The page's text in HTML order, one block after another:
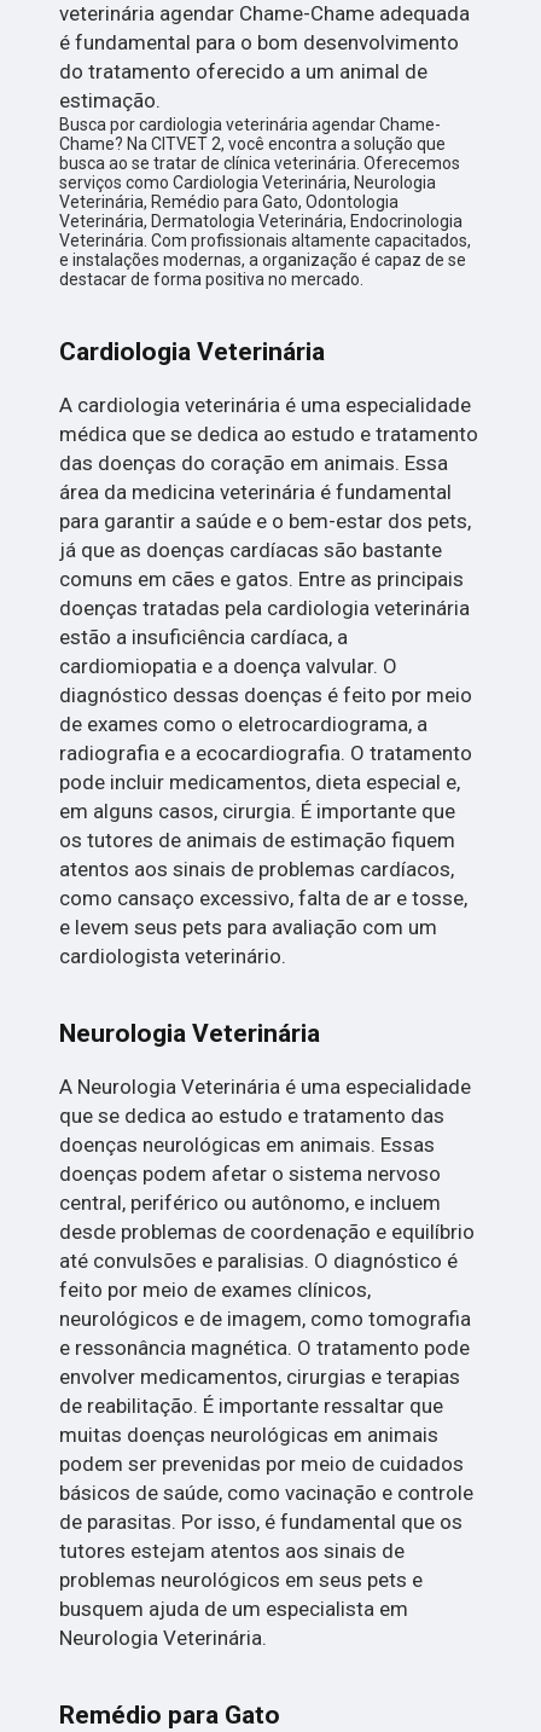
veterinária agendar Chame-Chame adequada
é fundamental para o bom desenvolvimento
do tratamento oferecido a um animal de
estimação.
Busca por cardiologia veterinária agendar Chame-
Chame? Na CITVET 2, você encontra a solução que
busca ao se tratar de clínica veterinária. Oferecemos
serviços como Cardiologia Veterinária, Neurologia
Veterinária, Remédio para Gato, Odontologia
Veterinária, Dermatologia Veterinária, Endocrinologia
Veterinária. Com profissionais altamente capacitados,
e instalações modernas, a organização é capaz de se
destacar de forma positiva no mercado.
Cardiologia Veterinária
A cardiologia veterinária é uma especialidade
médica que se dedica ao estudo e tratamento
das doenças do coração em animais. Essa
área da medicina veterinária é fundamental
para garantir a saúde e o bem-estar dos pets,
já que as doenças cardíacas são bastante
comuns em cães e gatos. Entre as principais
doenças tratadas pela cardiologia veterinária
estão a insuficiência cardíaca, a
cardiomiopatia e a doença valvular. O
diagnóstico dessas doenças é feito por meio
de exames como o eletrocardiograma, a
radiografia e a ecocardiografia. O tratamento
pode incluir medicamentos, dieta especial e,
em alguns casos, cirurgia. É importante que
os tutores de animais de estimação fiquem
atentos aos sinais de problemas cardíacos,
como cansaço excessivo, falta de ar e tosse,
e levem seus pets para avaliação com um
cardiologista veterinário.
Neurologia Veterinária
A Neurologia Veterinária é uma especialidade
que se dedica ao estudo e tratamento das
doenças neurológicas em animais. Essas
doenças podem afetar o sistema nervoso
central, periférico ou autônomo, e incluem
desde problemas de coordenação e equilíbrio
até convulsões e paralisias. O diagnóstico é
feito por meio de exames clínicos,
neurológicos e de imagem, como tomografia
e ressonância magnética. O tratamento pode
envolver medicamentos, cirurgias e terapias
de reabilitação. É importante ressaltar que
muitas doenças neurológicas em animais
podem ser prevenidas por meio de cuidados
básicos de saúde, como vacinação e controle
de parasitas. Por isso, é fundamental que os
tutores estejam atentos aos sinais de
problemas neurológicos em seus pets e
busquem ajuda de um especialista em
Neurologia Veterinária.
Remédio para Gato